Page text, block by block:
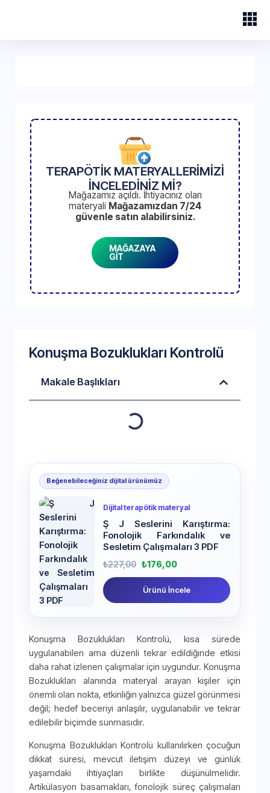
TERAPÖTİK MATERYALLERİMİZİ
İNCELEDİNİZ Mİ?
Mağazamız açıldı. İhtiyacınız olan
materyali Mağazamızdan 7/24
güvenle satın alabilirsiniz.
MAĞAZAYA
GİT
Konuşma Bozuklukları Kontrolü
Makale Başlıkları
Beğenebileceğiniz dijital ürünümüz
Dijital terapötik materyal
Ş J Seslerini Karıştırma:
Fonolojik Farkındalık ve
Sesletim Çalışmaları 3 PDF
₺227,00 ₺176,00
Ürünü İncele
Konuşma Bozuklukları Kontrolü, kısa sürede
uygulanabilen ama düzenli tekrar edildiğinde etkisi
daha rahat izlenen çalışmalar için uygundur. Konuşma
Bozuklukları alanında materyal arayan kişiler için
önemli olan nokta, etkinliğin yalnızca güzel görünmesi
değil; hedef beceriyi anlaşılır, uygulanabilir ve tekrar
edilebilir biçimde sunmasıdır.
Konuşma Bozuklukları Kontrolü kullanılırken çocuğun
dikkat süresi, mevcut iletişim düzeyi ve günlük
yaşamdaki ihtiyaçları birlikte düşünülmelidir.
Artikülasyon basamakları, fonolojik süreç çalışmaları